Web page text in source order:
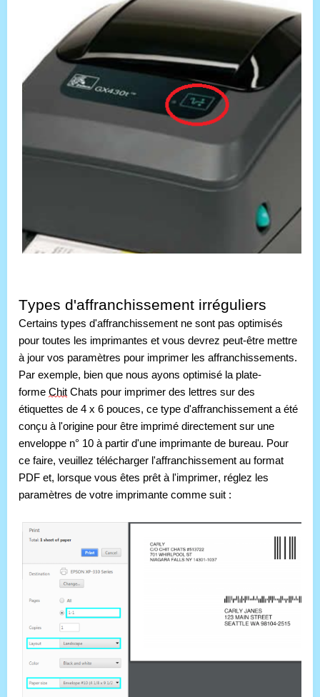
Types d'affranchissement irréguliers
Certains types d'affranchissement ne sont pas optimisés
pour toutes les imprimantes et vous devrez peut-être mettre
à jour vos paramètres pour imprimer les affranchissements.
Par exemple, bien que nous ayons optimisé la plate-
forme Chit Chats pour imprimer des lettres sur des
étiquettes de 4 x 6 pouces, ce type d'affranchissement a été
conçu à l'origine pour être imprimé directement sur une
enveloppe n° 10 à partir d'une imprimante de bureau. Pour
ce faire, veuillez télécharger l'affranchissement au format
PDF et, lorsque vous êtes prêt à l'imprimer, réglez les
paramètres de votre imprimante comme suit :